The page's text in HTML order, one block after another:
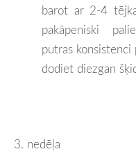
barot ar 2-4
pakāpeniski
putras
dodiet diezgan
3. nedēļa